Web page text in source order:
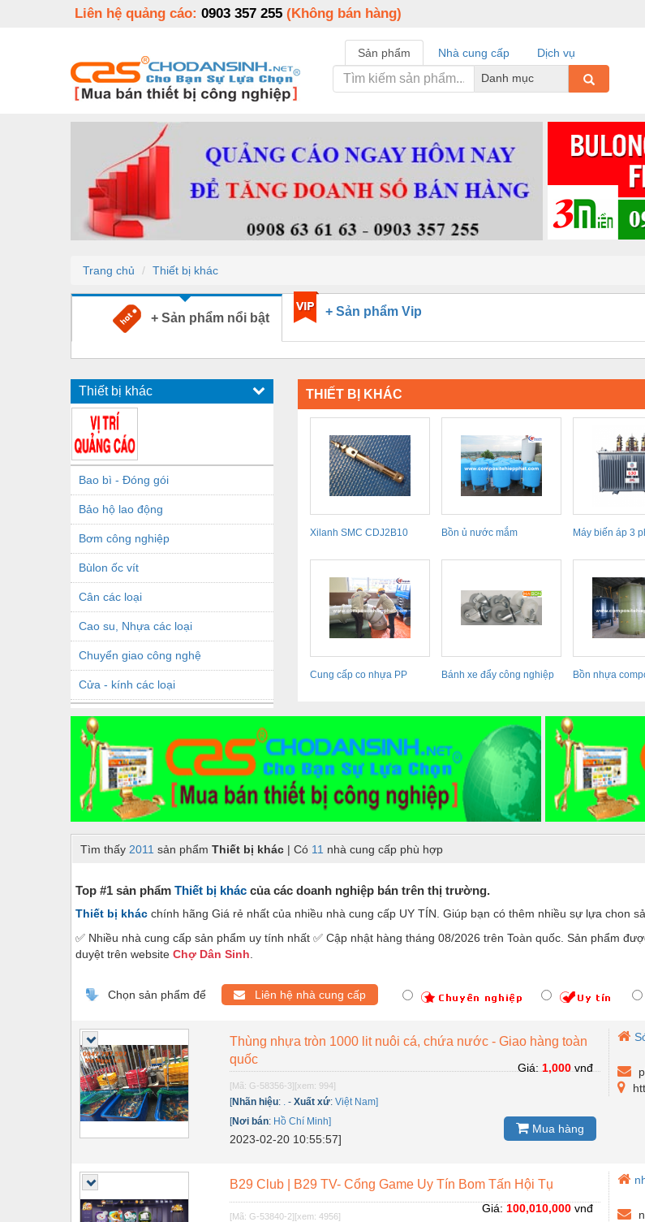
Liên hệ quảng cáo: 0903 357 255 (Không bán hàng)
Sản phẩm Nhà cung cấp
Dịch vụ
Danh mục
Trang chủ Thiết bị khác
+ Sản phẩm nổi bật + Sản phẩm Vip
Thiết bị khác
Bao bì - Đóng gói
Bảo hộ lao động
Bơm công nghiệp
Bùlon ốc vít
Cân các loại
Cao su, Nhựa các loại
Chuyển giao công nghệ
Cửa - kính các loại
Dầu khí - Thiết bị
Dây chuyền sản xuất
Dệt may - Thiết bị
Dầu mỡ công nghiệp
Điện công nghiệp
Điện gia dụng
Điện Lạnh
Đóng tàu Thiết bị
Dụng cụ cầm tay
Dụng cụ cắt gọt
Dụng cụ điện
Dụng cụ đo
Gỗ - Trang thiết bị
Hóa chất-Trang thiết bị
Kệ công nghiệp
THIẾT BỊ KHÁC
Xilanh SMC CDJ2B10
Bồn ủ nước mắm Máy biến áp 3
Cung cấp co nhựa PP
Bánh xe đẩy công nghiệp
Bồn nhựa
Tìm thấy 2011 sản phẩm Thiết bị khác | Có 11 nhà cung cấp phù hợp
Top #1 sản phẩm Thiết bị khác của các doanh nghiệp bán trên thị trường.
Thiết bị khác chính hãng Giá rẻ nhất của nhiều nhà cung cấp UY TÍN. Giúp bạn có thêm nhiều sự lựa chon
✅ Nhiều nhà cung cấp sản phẩm uy tính nhất ✅ Cập nhật hàng tháng 08/2026 trên Toàn quốc. Sản phẩm
duyệt trên website Chợ Dân Sinh
Chọn sản phẩm để Liên hệ nhà cung cấp
Thùng nhựa tròn 1000 lit nuôi cá, chứa nước - Giao hàng toàn
quốc
[Mã: G-58356-3][xem: 994]
[Nhãn hiệu: -Xuất xứ:Việt Nam]
[Nơi bán: Hồ Chí Minh]
2023-02-20 10:55:57]
Giá: 1,000vnđ
Mua hàng
B29 Club | B29 TV- Cổng Game Uy Tín Bom Tấn Hội Tụ
[Mã: G-53840-2][xem: 4956]
Giá: 100,010,000vnđ